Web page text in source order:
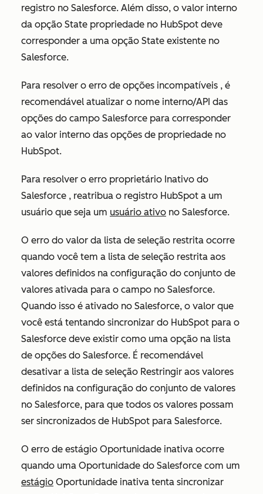
registro no Salesforce. Além disso, o valor interno
da opção State propriedade no HubSpot deve
corresponder a uma opção State existente no
Salesforce.
Para resolver o erro de opções incompatíveis , é
recomendável atualizar o nome interno/API das
opções do campo Salesforce para corresponder
ao valor interno das opções de propriedade no
HubSpot.
Para resolver o erro proprietário Inativo do
Salesforce , reatribua o registro HubSpot a um
usuário que seja um usuário ativo no Salesforce.
O erro do valor da lista de seleção restrita ocorre
quando você tem a lista de seleção restrita aos
valores definidos na configuração do conjunto de
valores ativada para o campo no Salesforce.
Quando isso é ativado no Salesforce, o valor que
você está tentando sincronizar do HubSpot para o
Salesforce deve existir como uma opção na lista
de opções do Salesforce. É recomendável
desativar a lista de seleção Restringir aos valores
definidos na configuração do conjunto de valores
no Salesforce, para que todos os valores possam
ser sincronizados de HubSpot para Salesforce.
O erro de estágio Oportunidade inativa ocorre
quando uma Oportunidade do Salesforce com um
estágio Oportunidade inativa tenta sincronizar